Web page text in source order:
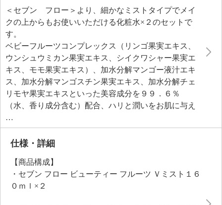
＜セブン フロー＞より、細かなミストタイプでメイ
クの上からもお使いいただける化粧水×２のセットで
す。
ベビーフルーツコンプレックス（リンゴ果実エキス、
ウンシュウミカン果実エキス、シイクワシャー果実エ
キス、モモ果実エキス）、加水分解マンゴー液汁エキ
ス、加水分解マンゴスチン果実エキス、加水分解チェ
リモヤ果実エキスといった美容成分を９９．６％
（水、香り成分含む）配合、ハリと潤いをお肌に与え
る年齢に応じたお手入れのエイジングケアが行えま
す。
オレンジ油とノバラ油の精油をブレンドしたフルーテ
＜リニューアル情報（２０２５年１０月〜）＞
従来品「ビューティー フルーツ ミスト」からリニ
ューアル。
仕様・詳細
【商品構成】
・セブン フロー ビューティー フルーツ Ｖミスト１６
０ｍｌ×２